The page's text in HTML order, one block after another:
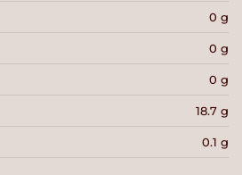
0 g
0 g
0 g
18.7 g
0.1 g